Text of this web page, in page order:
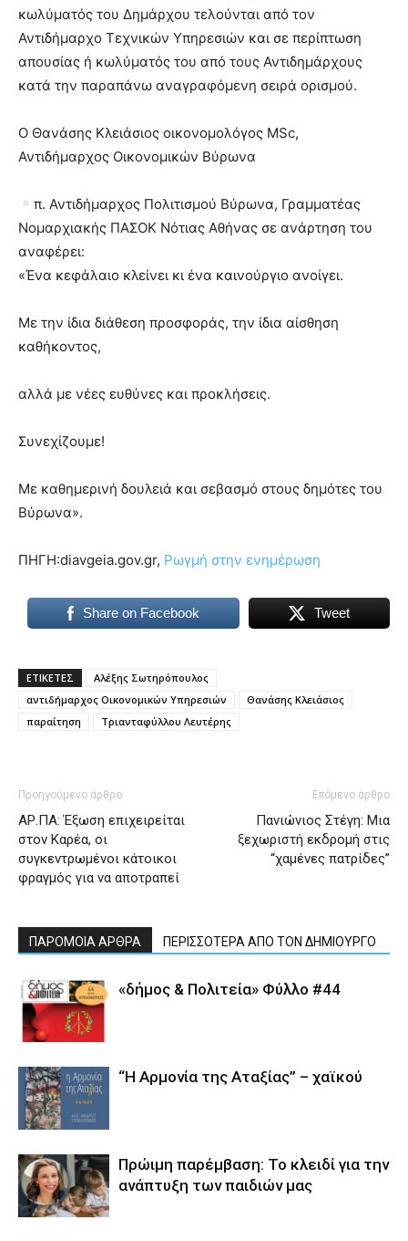
κωλύματός του Δημάρχου τελούνται από τον
Αντιδήμαρχο Τεχνικών Υπηρεσιών και σε περίπτωση
απουσίας ή κωλύματός του από τους Αντιδημάρχους
κατά την παραπάνω αναγραφόμενη σειρά ορισμού.
Ο Θανάσης Κλειάσιος οικονομολόγος MSc,
Αντιδήμαρχος Οικονομικών Βύρωνα
π. Αντιδήμαρχος Πολιτισμού Βύρωνα, Γραμματέας
Νομαρχιακής ΠΑΣΟΚ Νότιας Αθήνας σε ανάρτηση του
αναφέρει:
«Ένα κεφάλαιο κλείνει κι ένα καινούργιο ανοίγει.
Με την ίδια διάθεση προσφοράς, την ίδια αίσθηση
καθήκοντος,
αλλά με νέες ευθύνες και προκλήσεις.
Συνεχίζουμε!
Με καθημερινή δουλειά και σεβασμό στους δημότες του
Βύρωνα».
ΠΗΓΗ:diavgeia.gov.gr, Ρωγμή στην ενημέρωση
Share on Facebook Tweet
ΕΤΙΚΕΤΕΣ
Αλέξης Σωτηρόπουλος
αντιδήμαρχος Οικονομικών Υπηρεσιών
Θανάσης Κλειάσιος
παραίτηση
Τριανταφύλλου Λευτέρης
Προηγούμενο άρθρο
ΑΡ.ΠΑ: Έξωση επιχειρείται
στον Καρέα, οι
συγκεντρωμένοι κάτοικοι
φραγμός για να αποτραπεί
Επόμενο άρθρο
Πανιώνιος Στέγη: Mια
ξεχωριστή εκδρομή στις
“χαμένες πατρίδες”
ΠΑΡΟΜΟΙΑ ΑΡΘΡΑ ΠΕΡΙΣΣΟΤΕΡΑ ΑΠΟ ΤΟΝ ΔΗΜΙΟΥΡΓΟ
«δήμος & Πολιτεία» Φύλλο #44
“Η Αρμονία της Αταξίας” – χαϊκού
Πρώιμη παρέμβαση: Το κλειδί για την
ανάπτυξη των παιδιών µας